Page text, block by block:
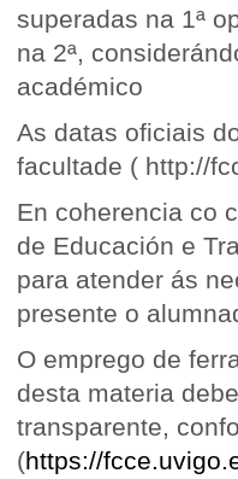
superadas na 1ª
na 2ª,
académico
As datas oficiais
facultade ( http://
En coherencia co
de Educación e
para atender ás
presente o
O emprego de
desta materia
transparente,
(https://